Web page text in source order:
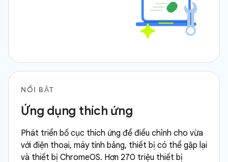
NỔI BẬT
Ứng dụng thích ứng
Phát triển bố cục thích ứng để điều chỉnh cho vừa
với điện thoại, máy tính bảng, thiết bị có thể gập lại
và thiết bị ChromeOS. Hơn 270 triệu thiết bị